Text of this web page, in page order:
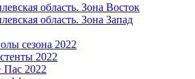
область. Зона Восток
область. Зона Запад
сезона 2022
2022
Пас 2022